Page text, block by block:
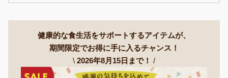
健康的な食生活をサポートするアイテムが、
期間限定でお得に手に入るチャンス！
\ 2026年8月15日まで！ /